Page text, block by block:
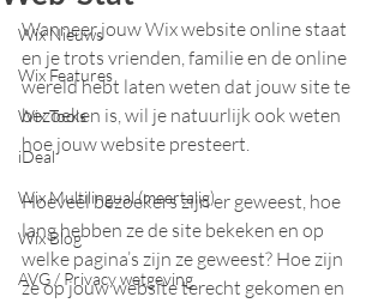
Wix Nieuws
Wix Features
Wix Tools
iDeal
Wix Multilingual (meertalig)
Wix Blog
AVG / Privacy wetgeving
Wanneer jouw Wix website online staat
en je trots vrienden, familie en de online
wereld hebt laten weten dat jouw site te
bezoeken is, wil je natuurlijk ook weten
hoe jouw website presteert.
Hoeveel bezoekers zijn er geweest, hoe
lang hebben ze de site bekeken en op
welke pagina’s zijn ze geweest? Hoe zijn
ze op jouw website terecht gekomen en